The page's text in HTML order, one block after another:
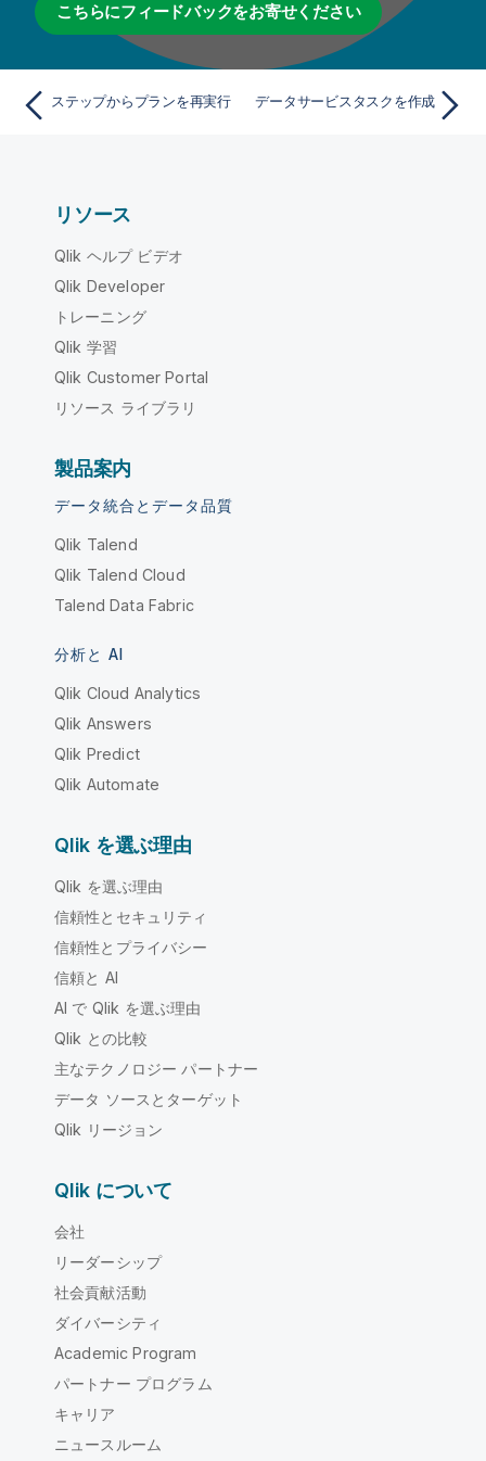
こちらにフィードバックをお寄せください
ステップからプランを再実行 データサービスタスクを作成
リソース
Qlik ヘルプ ビデオ
Qlik Developer
トレーニング
Qlik 学習
Qlik Customer Portal
リソース ライブラリ
製品案内
データ統合とデータ品質
Qlik Talend
Qlik Talend Cloud
Talend Data Fabric
分析と AI
Qlik Cloud Analytics
Qlik Answers
Qlik Predict
Qlik Automate
Qlik を選ぶ理由
Qlik を選ぶ理由
信頼性とセキュリティ
信頼性とプライバシー
信頼と AI
AI で Qlik を選ぶ理由
Qlik との比較
主なテクノロジー パートナー
データ ソースとターゲット
Qlik リージョン
Qlik について
会社
リーダーシップ
社会貢献活動
ダイバーシティ
Academic Program
パートナー プログラム
キャリア
ニュースルーム